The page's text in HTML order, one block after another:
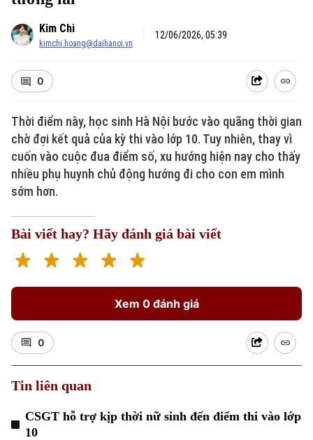
Xu hướng
Kim Chi
kimchi.hoang@daihanoi.vn
12/06/2026, 05:39
0
Thời điểm này, học sinh Hà Nội bước vào quãng thời gian
chờ đợi kết quả của kỳ thi vào lớp 10. Tuy nhiên, thay vì
cuốn vào cuộc đua điểm số, xu hướng hiện nay cho thấy
nhiều phụ huynh chủ động hướng đi cho con em mình
sớm hơn.
Bài viết hay? Hãy đánh giá bài viết
Xem 0 đánh giá
0
Tin liên quan
CSGT hỗ trợ kịp thời nữ sinh đến điểm thi vào lớp
10